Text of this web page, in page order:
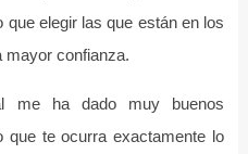
elegir las que están en los
mayor confianza.
me ha dado muy buenos
que te ocurra exactamente lo